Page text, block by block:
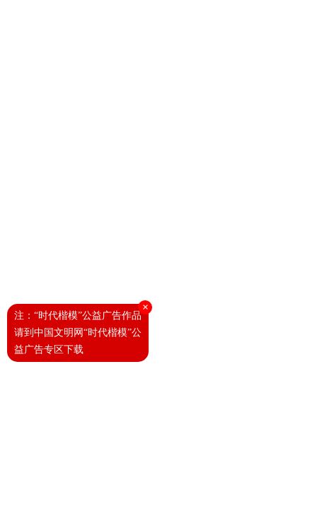
×
注：“时代楷模”公益广告作品
请到中国文明网“时代楷模”公
益广告专区下载